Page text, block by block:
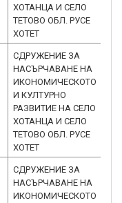
ХОТАНЦА И СЕЛО
ТЕТОВО ОБЛ. РУСЕ
ХОТЕТ
СДРУЖЕНИЕ ЗА
НАСЪРЧАВАНЕ НА
ИКОНОМИЧЕСКОТО
И КУЛТУРНО
РАЗВИТИЕ НА СЕЛО
ХОТАНЦА И СЕЛО
ТЕТОВО ОБЛ. РУСЕ
ХОТЕТ
СДРУЖЕНИЕ ЗА
НАСЪРЧАВАНЕ НА
ИКОНОМИЧЕСКОТО